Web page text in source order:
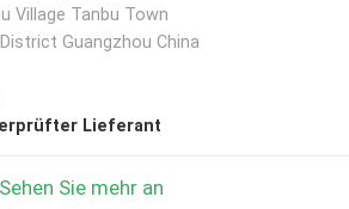
Village Tanbu Town
Guangzhou China
Lieferant
Sehen Sie mehr an